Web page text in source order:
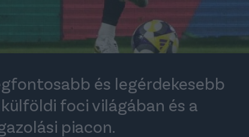
és legérdekesebb
foci világában és a
piacon.